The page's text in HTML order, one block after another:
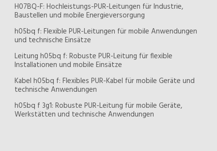
H07BQ-F: Hochleistungs-PUR-Leitungen für Industrie,
Baustellen und mobile Energieversorgung
h05bq f: Flexible PUR-Leitungen für mobile Anwendungen
und technische Einsätze
Leitung h05bq f: Robuste PUR-Leitung für flexible
Installationen und mobile Einsätze
Kabel h05bq f: Flexibles PUR-Kabel für mobile Geräte und
technische Anwendungen
h05bq f 3g1: Robuste PUR-Leitung für mobile Geräte,
Werkstätten und technische Anwendungen